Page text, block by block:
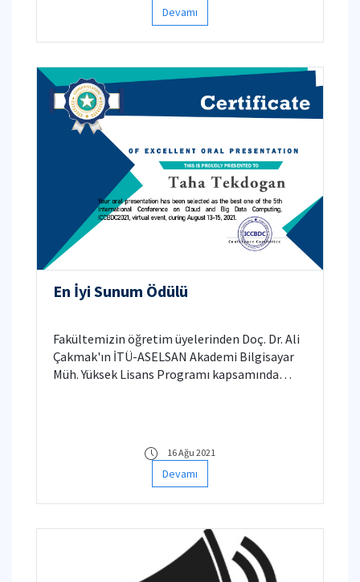
Devamı
En İyi Sunum Ödülü
Fakültemizin öğretim üyelerinden Doç. Dr. Ali
Çakmak'ın İTÜ-ASELSAN Akademi Bilgisayar
Müh. Yüksek Lisans Programı kapsamında
16 Ağu 2021
Devamı